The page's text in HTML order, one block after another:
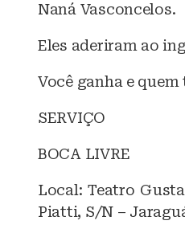
Naná Vasconcelos.
Eles aderiram ao
Você ganha e
SERVIÇO
BOCA LIVRE
Local: Teatro
Piatti, S/N –